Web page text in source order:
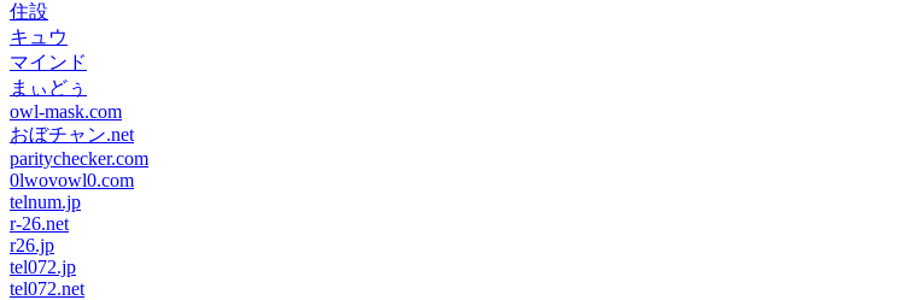
住設
キュウ
マインド
まぃどぅ
owl-mask.com
おぼチャン.net
paritychecker.com
0lwovowl0.com
telnum.jp
r-26.net
r26.jp
tel072.jp
tel072.net